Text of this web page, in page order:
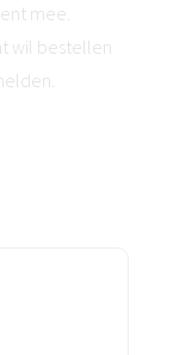
mee.
wil bestellen